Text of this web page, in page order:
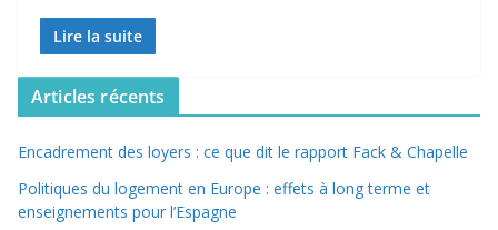
Lire la suite
Articles récents
Encadrement des loyers : ce que dit le rapport Fack & Chapelle
Politiques du logement en Europe : effets à long terme et
enseignements pour l’Espagne